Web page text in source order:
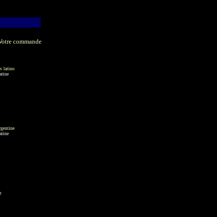
commande
latino